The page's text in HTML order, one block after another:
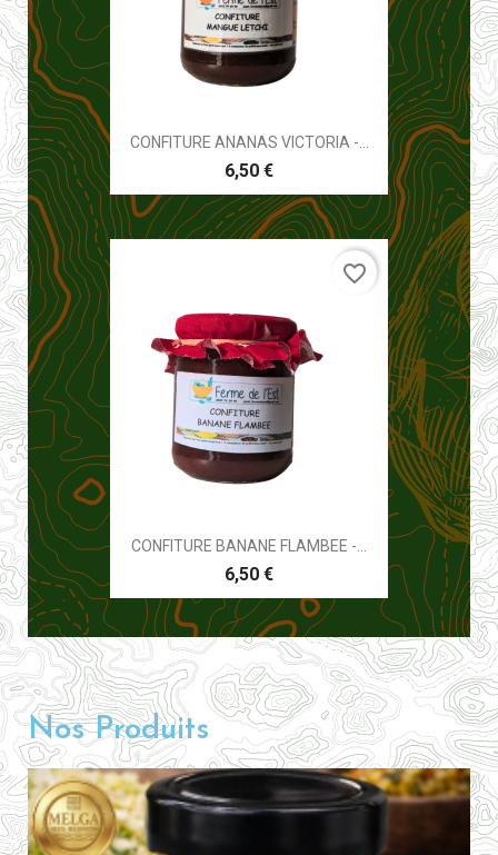
CONFITURE ANANAS VICTORIA -...
6,50 €
CONFITURE BANANE FLAMBEE -...
6,50 €
favorite_border
Nos Produits